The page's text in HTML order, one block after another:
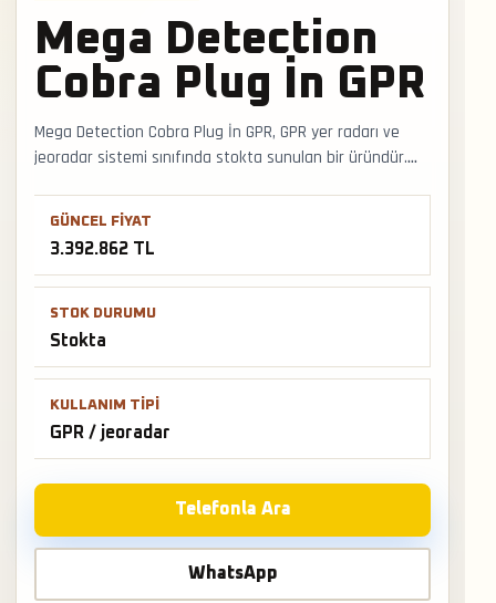
Mega Detection
Cobra Plug İn GPR
Mega Detection Cobra Plug İn GPR, GPR yer radarı ve
jeoradar sistemi sınıfında stokta sunulan bir üründür.
radargram okuma, zemin nemi ve tarama hattı planı
kargo ve mağazadan teslimat desteğiyle satış ve
teslimat desteği hızlıca alınabilir.
GÜNCEL FIYAT
3.392.862 TL
STOK DURUMU
Stokta
KULLANIM TIPI
GPR / jeoradar
Telefonla Ara
WhatsApp